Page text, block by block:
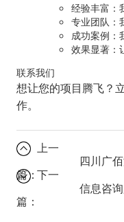
经验丰富：
专业团队：
成功案例：
效果显著：
联系我们
想让您的项目腾飞？
作。
上一
篇：下一
篇：